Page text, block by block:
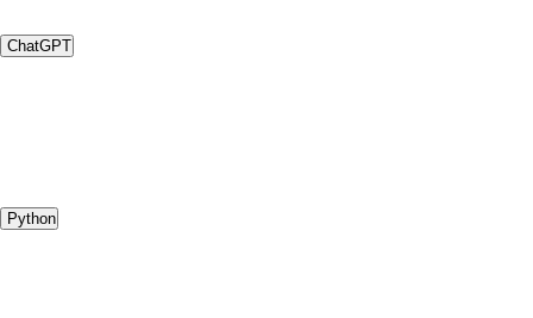
ChatGPT
Python